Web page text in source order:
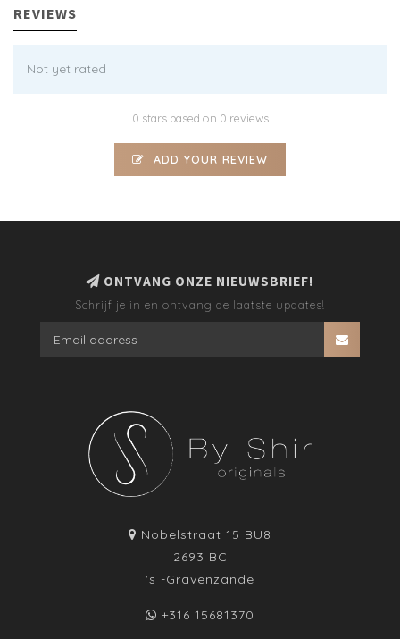
REVIEWS
Not yet rated
0 stars based on 0 reviews
ADD YOUR REVIEW
ONTVANG ONZE NIEUWSBRIEF!
Schrijf je in en ontvang de laatste updates!
Nobelstraat 15 BU8
2693 BC
's -Gravenzande
+316 15681370